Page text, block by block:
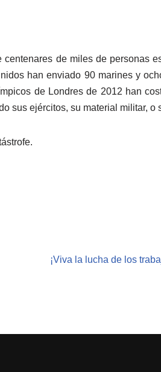
de miles de personas
han enviado 90 marines y
de Londres de 2012 han
sus ejércitos, su material militar, o
¡Viva la lucha de los